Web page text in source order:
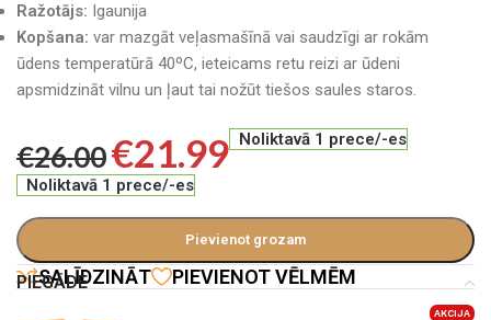
Ražotājs: Igaunija
Kopšana: var mazgāt veļasmašīnā vai saudzīgi ar rokām
ūdens temperatūrā 40ºC, ieteicams retu reizi ar ūdeni
apsmidzināt vilnu un ļaut tai nožūt tiešos saules staros.
€26.00€21.99 Noliktavā 1 prece/-es
Noliktavā 1 prece/-es
Pievienot grozam
SALĪDZINĀT PIEVIENOT VĒLMĒM
PIEGĀDE
AKCIJA